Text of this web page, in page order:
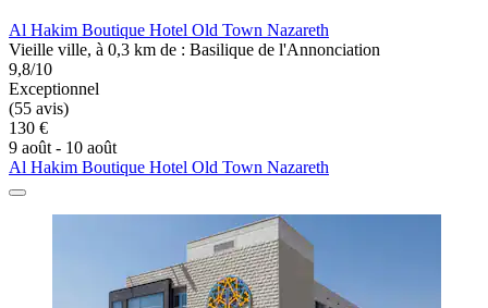
Al Hakim Boutique Hotel Old Town Nazareth
Vieille ville, à 0,3 km de : Basilique de l'Annonciation
9,8/10
Exceptionnel
(55 avis)
130 €
9 août - 10 août
Al Hakim Boutique Hotel Old Town Nazareth